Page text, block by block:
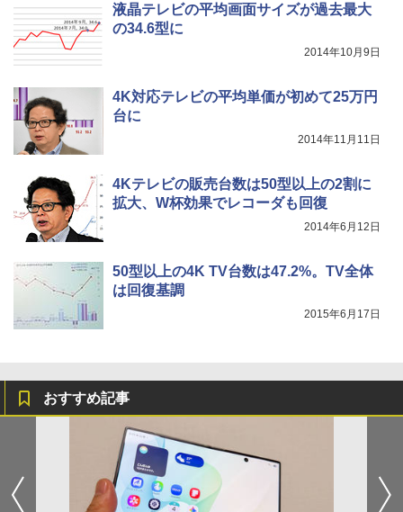
液晶テレビの平均画面サイズが過去最大
の34.6型に
2014年10月9日
4K対応テレビの平均単価が初めて25万円
台に
2014年11月11日
4Kテレビの販売台数は50型以上の2割に
拡大、W杯効果でレコーダも回復
2014年6月12日
50型以上の4K TV台数は47.2%。TV全体
は回復基調
2015年6月17日
おすすめ記事